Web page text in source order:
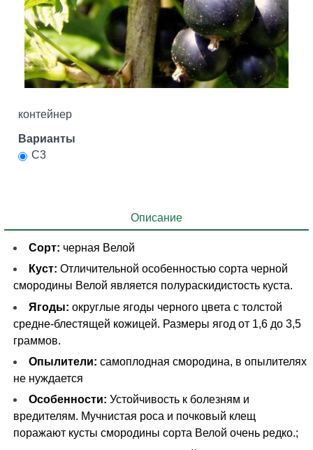
контейнер
Варианты
C3
Описание
Сорт: черная Велой
Куст:Отличительной особенностью сорта черной
смородины Велой является полураскидистость куста.
Ягоды:округлые ягоды черного цвета с толстой
средне-блестящей кожицей. Размеры ягод от 1,6 до 3,5
граммов.
Опылители: самоплодная смородина, в опылителях
не нуждается
Особенности:Устойчивость к болезням и
вредителям. Мучнистая роса и почковый клещ
поражают кусты смородины сорта Велой очень редко.;